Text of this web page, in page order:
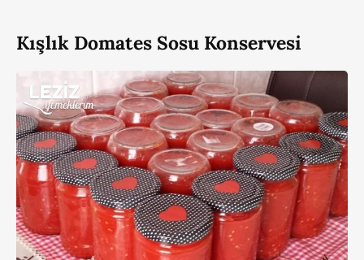
Kışlık Domates Sosu Konservesi